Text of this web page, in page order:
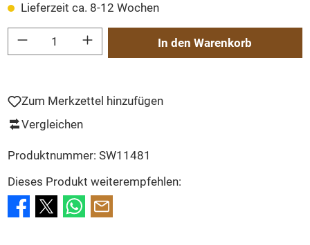
Lieferzeit ca. 8-12 Wochen
Produkt Anzahl: Gib den gewünschten Wert ein oder benutze die Schaltflächen
In den Warenkorb
Zum Merkzettel hinzufügen
Vergleichen
Produktnummer: SW11481
Dieses Produkt weiterempfehlen: